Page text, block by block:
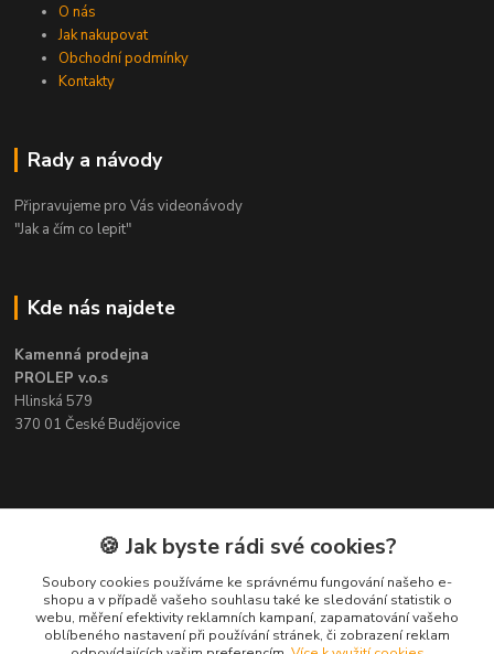
O nás
Jak nakupovat
Obchodní podmínky
Kontakty
Rady a návody
Připravujeme pro Vás videonávody
"Jak a čím co lepit"
Kde nás najdete
Kamenná prodejna
PROLEP v.o.s
Hlinská 579
370 01 České Budějovice
Kontakt
Pavel Šedivý
+420 602 148 895
Pracovní doba PO - PÁ: 8,00-16,30
🍪 Jak byste rádi své cookies?
Soubory cookies používáme ke správnému fungování našeho e-
shopu a v případě vašeho souhlasu také ke sledování statistik o
webu, měření efektivity reklamních kampaní, zapamatování vašeho
oblíbeného nastavení při používání stránek, či zobrazení reklam